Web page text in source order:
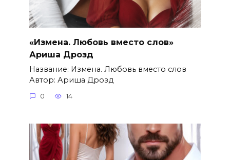
«Измена. Любовь вместо слов»
Ариша Дрозд
Название: Измена. Любовь вместо слов
Автор: Ариша Дрозд
0 14